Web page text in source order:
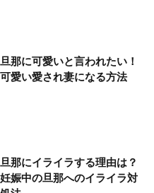
旦那に可愛いと言われたい！
可愛い愛され妻になる方法
旦那にイライラする理由は？
妊娠中の旦那へのイライラ対